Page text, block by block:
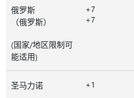
俄罗斯
（俄罗斯）
(国家/地区限制可
能适用)
+7
+7
圣马力诺 +1